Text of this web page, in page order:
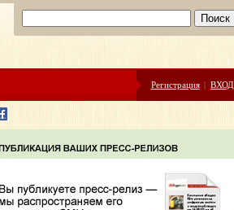
Регистрация | ВХОД